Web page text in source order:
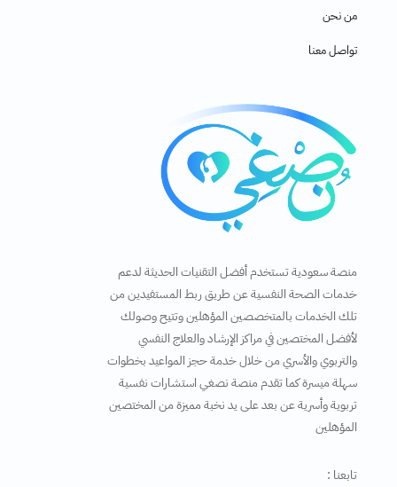
من نحن
تواصل معنا
منصة سعودية تستخدم أفضل التقنيات الحديثة لدعم
خدمات الصحة النفسية عن طريق ربط المستفيدين من
تلك الخدمات بالمتخصصين المؤهلين وتتيح وصولك
لأفضل المختصين في مراكز الإرشاد والعلاج النفسي
والتربوي والأسري من خلال خدمة حجز المواعيد بخطوات
سهلة ميسرة كما تقدم منصة نصغي استشارات نفسية
تربوية وأسرية عن بعد على يد نخبة مميزة من المختصين
المؤهلين
تابعنا :